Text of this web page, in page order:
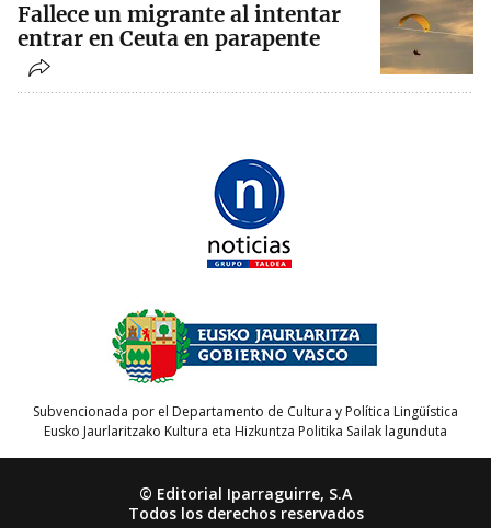
Fallece un migrante al intentar
entrar en Ceuta en parapente
Subvencionada por el Departamento de Cultura y Política Lingüística
Eusko Jaurlaritzako Kultura eta Hizkuntza Politika Sailak lagunduta
© Editorial Iparraguirre, S.A
Todos los derechos reservados